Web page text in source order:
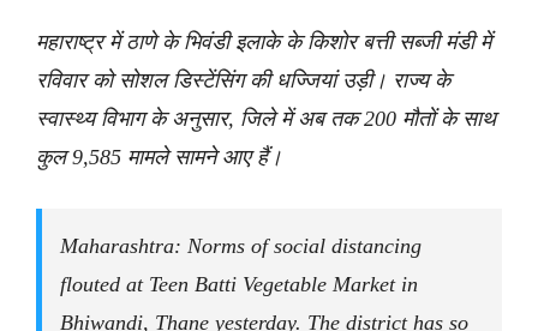
महाराष्ट्र में ठाणे के भिवंडी इलाके के किशोर बत्ती सब्जी मंडी में
रविवार को सोशल डिस्टेंसिंग की धज्जियां उड़ी। राज्य के
स्वास्थ्य विभाग के अनुसार, जिले में अब तक 200 मौतों के साथ
कुल 9,585 मामले सामने आए हैं।
Maharashtra: Norms of social distancing
flouted at Teen Batti Vegetable Market in
Bhiwandi, Thane yesterday. The district has so